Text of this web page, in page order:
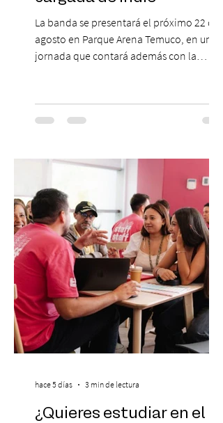
La banda se presentará el próximo 22 de
agosto en Parque Arena Temuco, en una
jornada que contará además con la
agosto, el Parque Arena Temuco será
escenario de una noche dedicada al indie
banda que llegará a la capital de La
Araucanía para ofrecer un show cargado
de energía, guitarras y canciones que han
marcado su breve pero exitosa trayectoria.
La jornad
¿Quieres estudiar en el
hace 5 días 3 min de lectura